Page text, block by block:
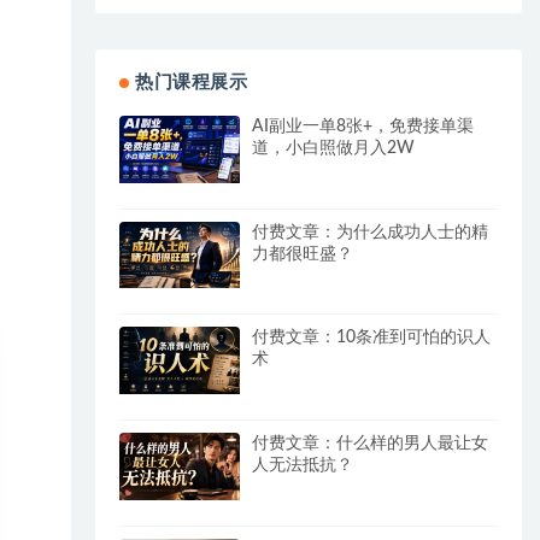
热门课程展示
AI副业一单8张+，免费接单渠
道，小白照做月入2W
付费文章：为什么成功人士的精
力都很旺盛？
付费文章：10条准到可怕的识人
术
付费文章：什么样的男人最让女
人无法抵抗？